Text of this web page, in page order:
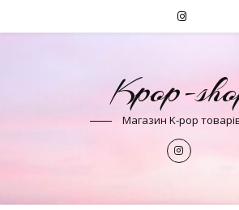
Kpop-
Магазин K-pop